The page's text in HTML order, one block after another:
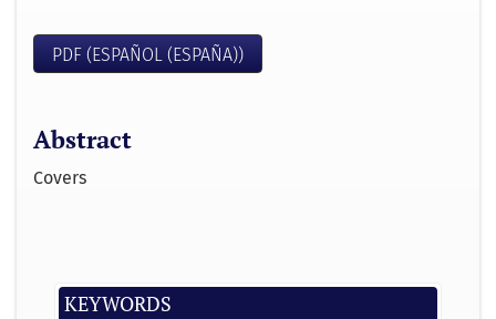
PDF (ESPAÑOL (ESPAÑA))
KEYWORDS
Abstract
Covers